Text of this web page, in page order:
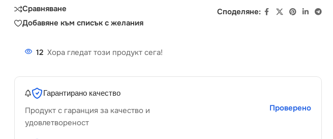
Сравняване
Добавяне към списък с желания
Споделяне:
12 Хора гледат този продукт сега!
Гарантирано качество
Продукт с гаранция за качество и
удовлетвореност
Проверено